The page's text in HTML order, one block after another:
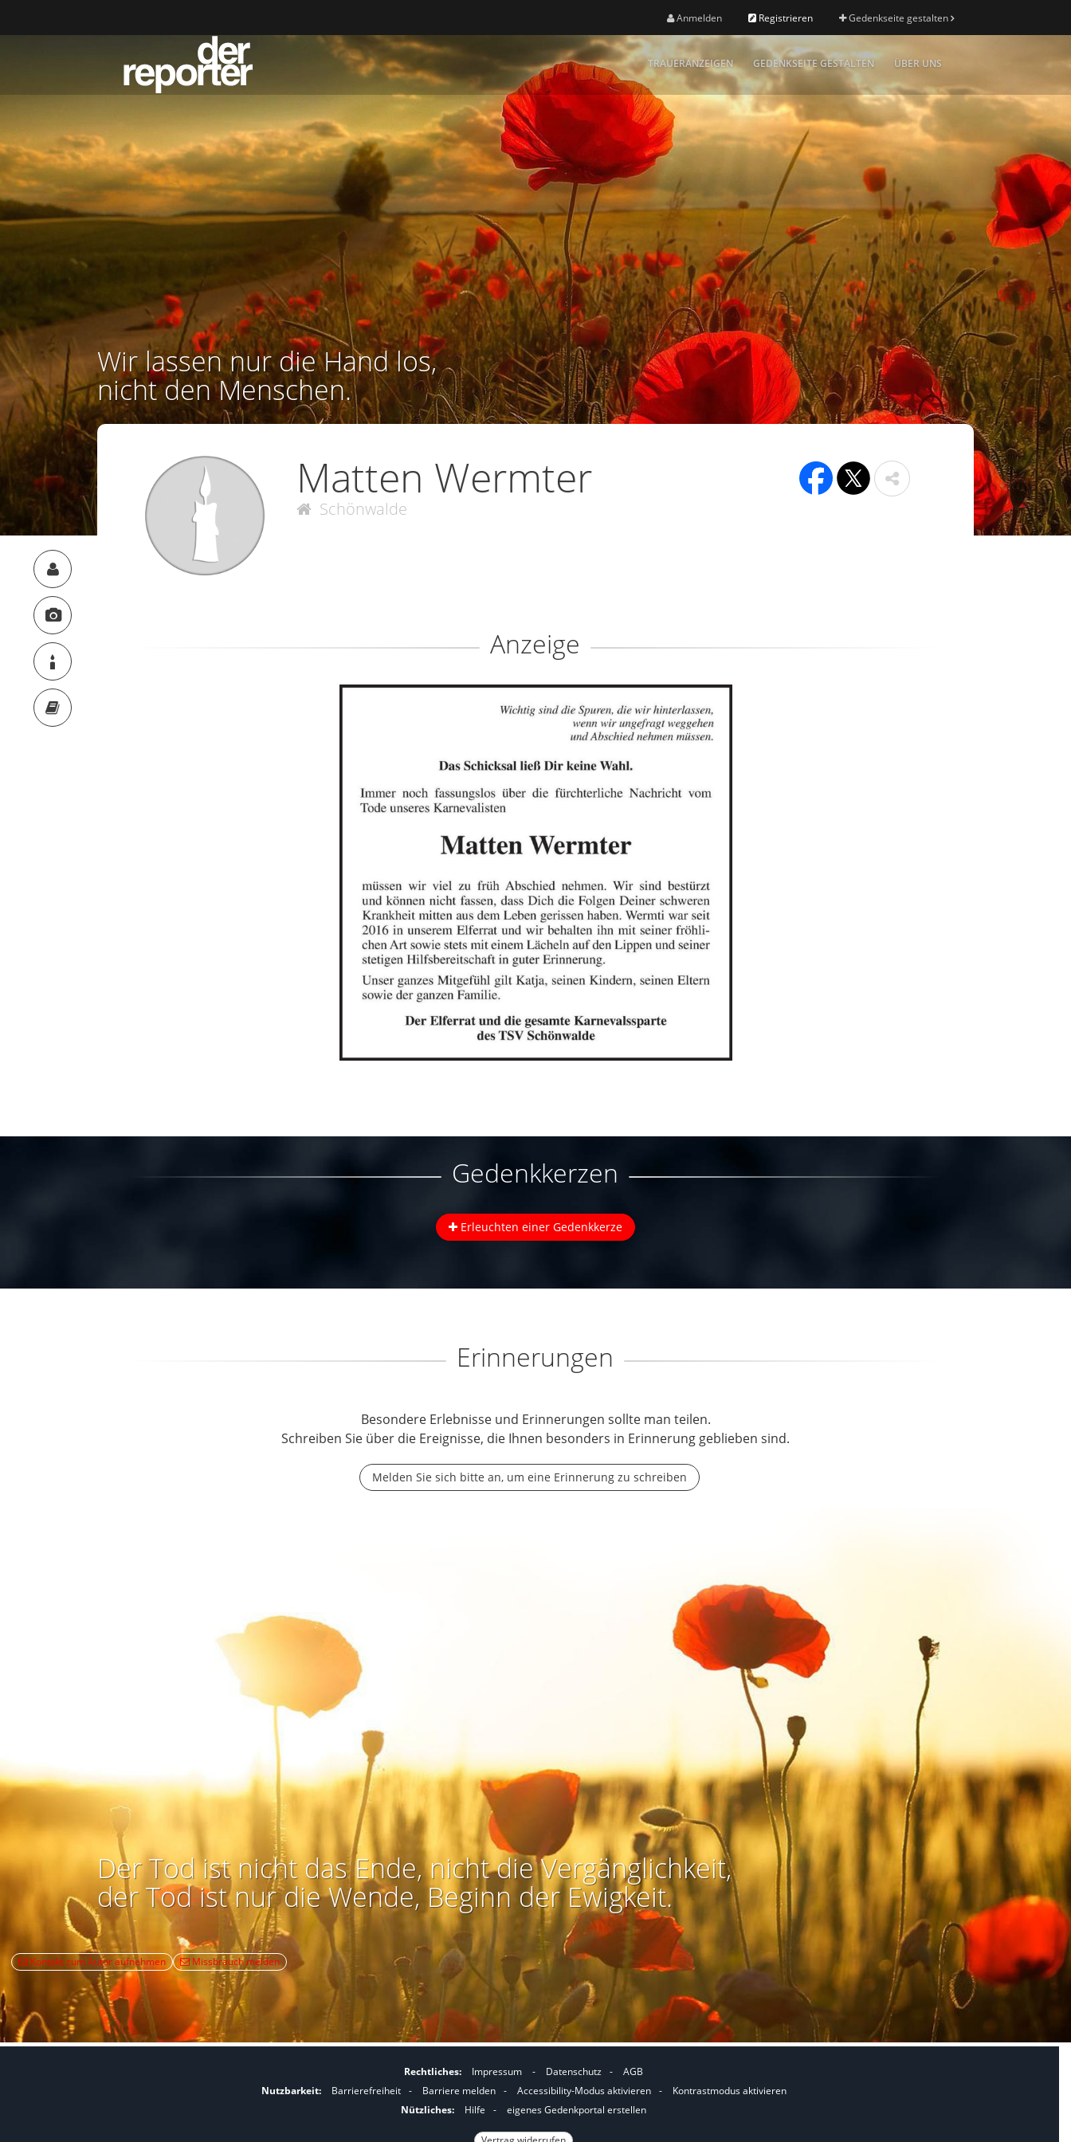
Anmelden Registrieren Gedenkseite gestalten
TRAUERANZEIGEN GEDENKSEITE GESTALTEN ÜBER UNS
Wir lassen nur die Hand los,
nicht den Menschen.
Matten Wermter
Schönwalde
Anzeige
Gedenkkerzen
Erleuchten einer Gedenkkerze
Erinnerungen
Besondere Erlebnisse und Erinnerungen sollte man teilen.
Schreiben Sie über die Ereignisse, die Ihnen besonders in Erinnerung geblieben sind.
Melden Sie sich bitte an, um eine Erinnerung zu schreiben
Der Tod ist nicht das Ende, nicht die Vergänglichkeit,
der Tod ist nur die Wende, Beginn der Ewigkeit.
Kontakt zum Autor aufnehmen Missbrauch melden
Rechtliches: Impressum - Datenschutz -
AGB
Nutzbarkeit:
Barrierefreiheit - Barriere melden -
I
m
Accessibility-Modus aktivieren -
IKontrastmodus aktivieren
Nützliches:
Hilfe - eigenes Gedenkportal erstellen